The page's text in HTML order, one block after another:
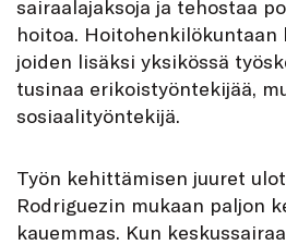
sairaalajaksoja ja tehostaa
hoitoa. Hoitohenkilökuntaan
joiden lisäksi yksikössä
tusinaa erikoistyöntekijää,
sosiaalityöntekijä.
Työn kehittämisen juuret
Rodriguezin mukaan paljon
kauemmas. Kun